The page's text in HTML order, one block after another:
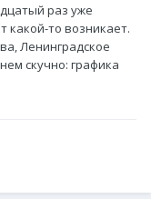
раз уже
какой-то возникает.
Ленинградское
скучно: графика